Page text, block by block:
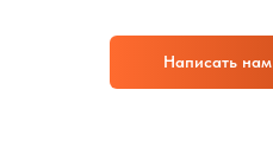
Написать нам